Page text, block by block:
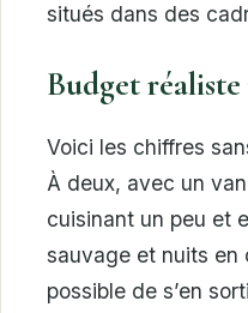
situés dans des
Budget réaliste
Voici les chiffres
À deux, avec un
cuisinant un peu et
sauvage et nuits en
possible de s’en